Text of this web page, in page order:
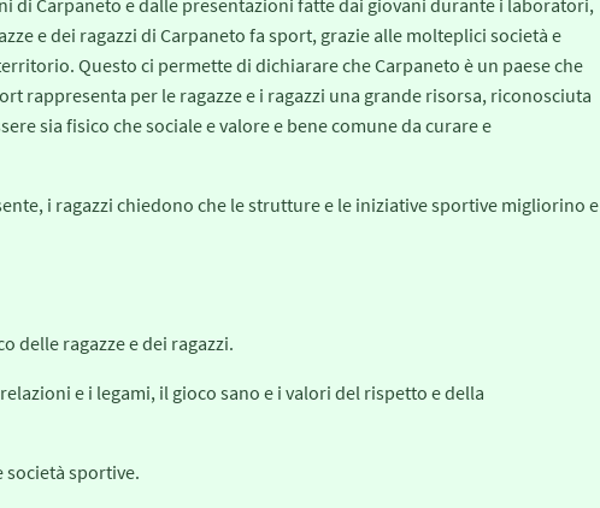
di Carpaneto e dalle presentazioni fatte dai giovani durante i laboratori,
e dei ragazzi di Carpaneto fa sport, grazie alle molteplici società e
Questo ci permette di dichiarare che Carpaneto è un paese che
rappresenta per le ragazze e i ragazzi una grande risorsa, riconosciuta
sia fisico che sociale e valore e bene comune da curare e
i ragazzi chiedono che le strutture e le iniziative sportive migliorino e
delle ragazze e dei ragazzi.
e i legami, il gioco sano e i valori del rispetto e della
società sportive.